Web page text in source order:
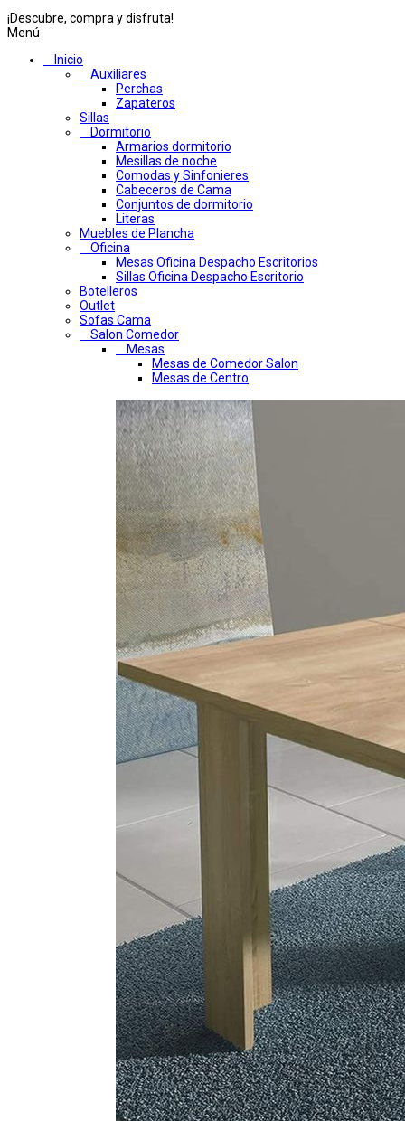
¡Descubre, compra y disfruta!
Menú
Inicio
Auxiliares
Perchas
Zapateros
Sillas
Dormitorio
Armarios dormitorio
Mesillas de noche
Comodas y Sinfonieres
Cabeceros de Cama
Conjuntos de dormitorio
Literas
Muebles de Plancha
Oficina
Mesas Oficina Despacho Escritorios
Sillas Oficina Despacho Escritorio
Botelleros
Outlet
Sofas Cama
Salon Comedor
Mesas
Mesas de Comedor Salon
Mesas de Centro